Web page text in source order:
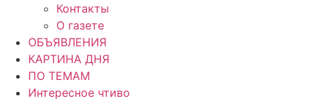
Контакты
О газете
ОБЪЯВЛЕНИЯ
КАРТИНА ДНЯ
ПО ТЕМАМ
Интересное чтиво